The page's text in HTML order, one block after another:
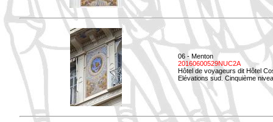
06 - Menton
20160600529NUC2A
Hôtel de voyageurs dit Hôtel
Elévations sud. Cinquième